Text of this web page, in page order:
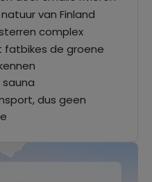
van Finland
complex
fatbikes de groene
sauna
dus geen